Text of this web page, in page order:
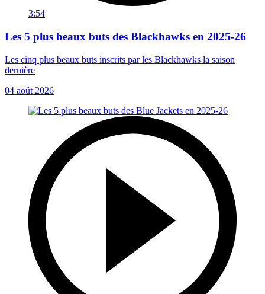
3:54
Les 5 plus beaux buts des Blackhawks en 2025-26
Les cinq plus beaux buts inscrits par les Blackhawks la saison
dernière
04 août 2026